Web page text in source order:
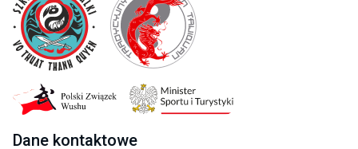
Dane kontaktowe